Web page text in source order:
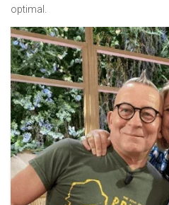
optimal.